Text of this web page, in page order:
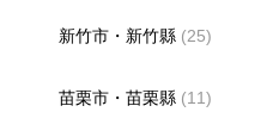
新竹市・新竹縣 (25)
苗栗市・苗栗縣 (11)